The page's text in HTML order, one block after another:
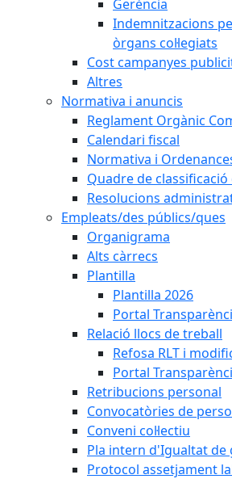
Gerència
Indemnitzacions
òrgans col·legiats
Cost campanyes
Altres
Normativa i anuncis
Reglament Orgànic
Calendari fiscal
Normativa i
Quadre de
Resolucions
Empleats/des públics/ques
Organigrama
Alts càrrecs
Plantilla
Plantilla 2026
Portal
Relació llocs de treball
Refosa RLT i
Portal
Retribucions personal
Convocatòries de
Conveni col·lectiu
Pla intern d'Igualtat de
Protocol assetjament